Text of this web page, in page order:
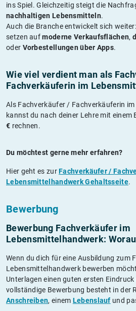
ins Spiel. Gleichzeitig steigt die
nachhaltigen Lebensmitteln.
Auch die Branche entwickelt sich
setzen aufmoderne Verkaufsflächen,
oder Vorbestellungen über Apps.
Wie viel verdient man als
Fachverkäuferin im
Als Fachverkäufer / Fachverkäuferin
kannst du nach deiner Lehre mit
€ rechnen.
Du möchtest gerne mehr erfahren?
Hier geht es zurFachverkäufer /
Lebensmittelhandwerk Gehaltsseite.
Bewerbung
Bewerbung Fachverkäufer im
Lebensmittelhandwerk:
Wenn du dich für eine Ausbildung zum
Lebensmittelhandwerk bewerben
Unterlagen einen guten ersten Eindruck
vollständige Bewerbung besteht in der
Anschreiben, einem Lebenslauf und